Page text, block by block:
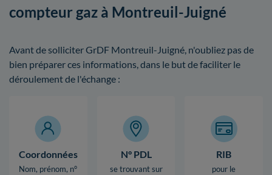
compteur gaz à Montreuil-Juigné
Avant de solliciter GrDF Montreuil-Juigné, n'oubliez pas de
bien préparer ces informations, dans le but de faciliter le
déroulement de l'échange :
Coordonnées
Nom, prénom, n°
N° PDL
se trouvant sur
RIB
pour le